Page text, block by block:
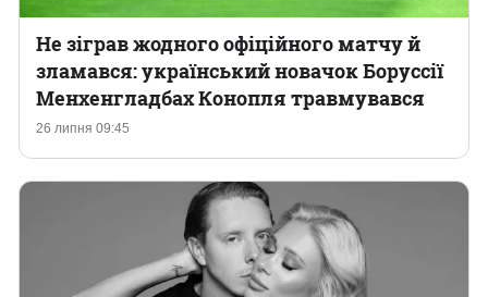
26 липня 09:45
Не зіграв жодного офіційного матчу й
зламався: український новачок Боруссії
Менхенгладбах Конопля травмувався